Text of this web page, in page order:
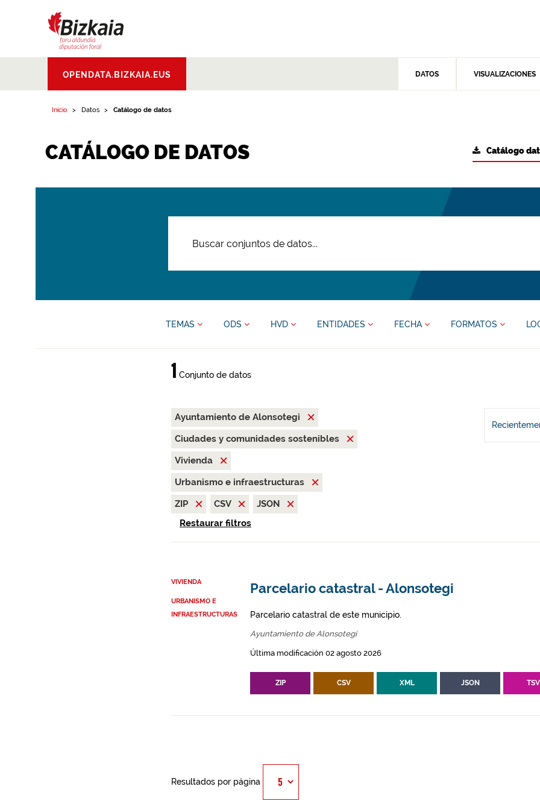
Aldundia.Diputacion
Foral de Bizkaia
OPENDATA.BIZKAIA.EUS DATOS VISUALIZACIONES
Inicio Datos Catálogo de datos
CATÁLOGO DE DATOS Catálogo
TEMAS ODS HVD ENTIDADES FECHA FORMATOS
1 Conjunto de datos
Ayuntamiento de Alonsotegi
Ciudades y comunidades sostenibles
Vivienda
Urbanismo e infraestructuras
ZIP
CSV
JSON
Restaurar filtros
VIVIENDA
URBANISMO E
INFRAESTRUCTURAS
Parcelario catastral - Alonsotegi
Parcelario catastral de este municipio.
Ayuntamiento de Alonsotegi
Última modificación 02 agosto 2026
ZIP CSV XML JSON TSV
Resultados por página